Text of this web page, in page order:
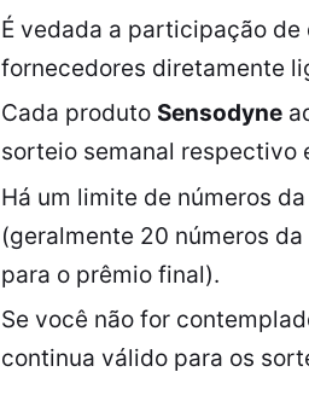
É vedada a participação
fornecedores diretamente
Cada produto Sensodyne
sorteio semanal respectivo
Há um limite de números
(geralmente 20 números
para o prêmio final).
Se você não for
continua válido para os